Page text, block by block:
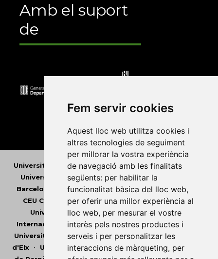
Fem servir cookies
Aquest lloc web utilitza cookies i
altres tecnologies de seguiment
per millorar la vostra experiència
de navegació amb les finalitats
següents: per habilitar la
funcionalitat bàsica del lloc web,
per oferir una millor experiència al
lloc web, per mesurar el vostre
interès pels nostres productes i
serveis i per personalitzar les
interaccions de màrqueting, per
Amb el suport
de
Universitat Abat Oliba CEU•Universitat d'Alacant
Universitat d'Andorra•Universitat Autònoma de
Barcelona
Universitat de Barcelona•Universitat
CEU Cardenal Herrera•Universitat de Girona •
Universitat de les Illes Balears• Universitat
Internacional de Catalunya•Universitat Jaume I
Universitat de Lleida• Universitat Miguel Hernández
d'Elx• Universitat Oberta de Catalunya•Universitat